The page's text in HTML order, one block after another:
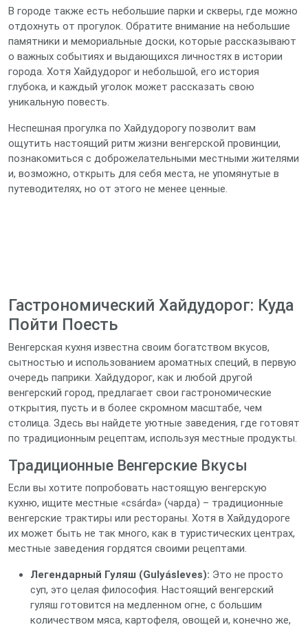
В городе также есть небольшие парки и скверы, где можно
отдохнуть от прогулок. Обратите внимание на небольшие
памятники и мемориальные доски, которые рассказывают
о важных событиях и выдающихся личностях в истории
города. Хотя Хайдудорог и небольшой, его история
глубока, и каждый уголок может рассказать свою
уникальную повесть.
Неспешная прогулка по Хайдудорогу позволит вам
ощутить настоящий ритм жизни венгерской провинции,
познакомиться с доброжелательными местными жителями
и, возможно, открыть для себя места, не упомянутые в
путеводителях, но от этого не менее ценные.
Гастрономический Хайдудорог: Куда
Пойти Поесть
Венгерская кухня известна своим богатством вкусов,
сытностью и использованием ароматных специй, в первую
очередь паприки. Хайдудорог, как и любой другой
венгерский город, предлагает свои гастрономические
открытия, пусть и в более скромном масштабе, чем
столица. Здесь вы найдете уютные заведения, где готовят
по традиционным рецептам, используя местные продукты.
Традиционные Венгерские Вкусы
Если вы хотите попробовать настоящую венгерскую
кухню, ищите местные «csárda» (чарда) – традиционные
венгерские трактиры или рестораны. Хотя в Хайдудороге
их может быть не так много, как в туристических центрах,
местные заведения гордятся своими рецептами.
Легендарный Гуляш (Gulyásleves): Это не просто
суп, это целая философия. Настоящий венгерский
гуляш готовится на медленном огне, с большим
количеством мяса, картофеля, овощей и, конечно же,